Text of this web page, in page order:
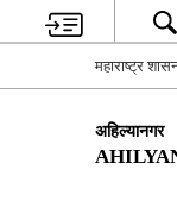
महाराष्ट्र
अहिल्यानगर